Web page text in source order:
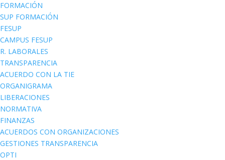
FORMACIÓN
SUP FORMACIÓN
FESUP
CAMPUS FESUP
R. LABORALES
TRANSPARENCIA
ACUERDO CON LA TIE
ORGANIGRAMA
LIBERACIONES
NORMATIVA
FINANZAS
ACUERDOS CON ORGANIZACIONES
GESTIONES TRANSPARENCIA
OPTI